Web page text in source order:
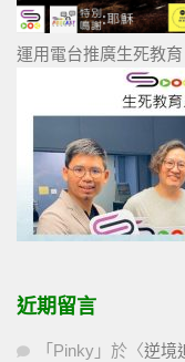
運用電台推廣生死教育
近期留言
「 Pinky 」於〈逆境